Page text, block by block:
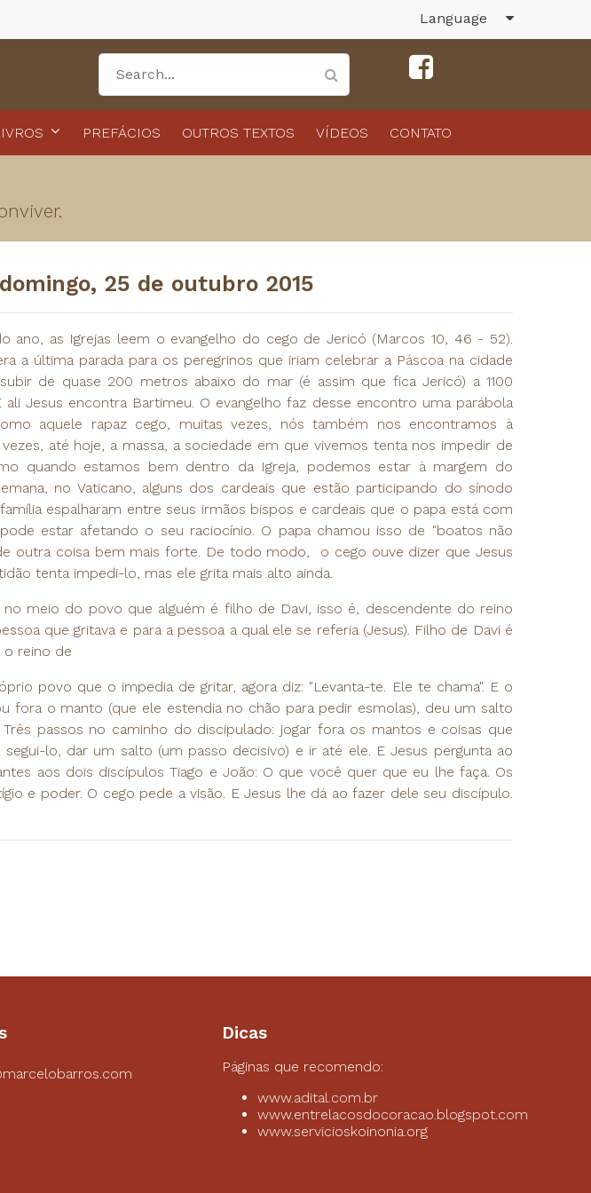
Language
PREFÁCIOS OUTROS TEXTOS VÍDEOS CONTATO
25 de outubro 2015
ano, as Igrejas leem o evangelho do cego de Jericó (Marcos 10, 46 - 52).
a última parada para os peregrinos que iriam celebrar a Páscoa na cidade
de quase 200 metros abaixo do mar (é assim que fica Jericó) a 1100
Jesus encontra Bartimeu. O evangelho faz desse encontro uma parábola
aquele rapaz cego, muitas vezes, nós também nos encontramos à
até hoje, a massa, a sociedade em que vivemos tenta nos impedir de
quando estamos bem dentro da Igreja, podemos estar à margem do
no Vaticano, alguns dos cardeais que estão participando do sínodo
espalharam entre seus irmãos bispos e cardeais que o papa está com
estar afetando o seu raciocínio. O papa chamou isso de "boatos não
outra coisa bem mais forte. De todo modo, o cego ouve dizer que Jesus
tenta impedi-lo, mas ele grita mais alto ainda.
meio do povo que alguém é filho de Davi, isso é, descendente do reino
que gritava e para a pessoa a qual ele se referia (Jesus). Filho de Davi é
reino de
povo que o impedia de gritar, agora diz: "Levanta-te. Ele te chama". E o
fora o manto (que ele estendia no chão para pedir esmolas), deu um salto
passos no caminho do discipulado: jogar fora os mantos e coisas que
lo, dar um salto (um passo decisivo) e ir até ele. E Jesus pergunta ao
aos dois discípulos Tiago e João: O que você quer que eu lhe faça. Os
e poder. O cego pede a visão. E Jesus lhe dá ao fazer dele seu discípulo.
Dicas
Páginas que recomendo:
www.adital.com.br
www.entrelacosdocoracao.blogspot.com
www.servicioskoinonia.org